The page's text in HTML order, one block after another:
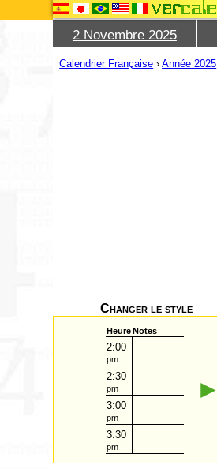
2 Novembre 2025
Calendrier Française ›Année 2025
Changer le style
HeureNotes
2:00
pm
2:30
pm
3:00
pm
3:30
pm
►